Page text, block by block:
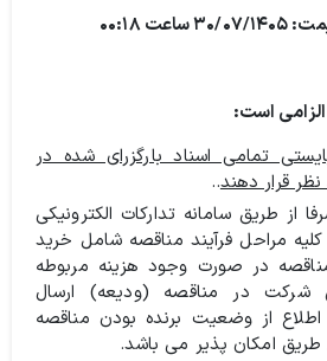
ساعت
۰۰:۱۸
است:
تمامی اسناد بارگزرای شده در
قرار دهند..
از طریق سامانه تدارکات الکترونیکی
مراحل فرآیند مناقصه شامل خرید
در صورت وجود هزینه مربوطه
شرکت در مناقصه (ودیعه) ارسال
از وضعیت برنده بودن مناقصه
طریق امکان پذیر می باشد.